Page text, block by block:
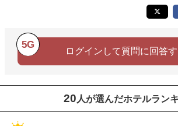
5G
ログインして質問に回答
20 人が選んだホテルラン